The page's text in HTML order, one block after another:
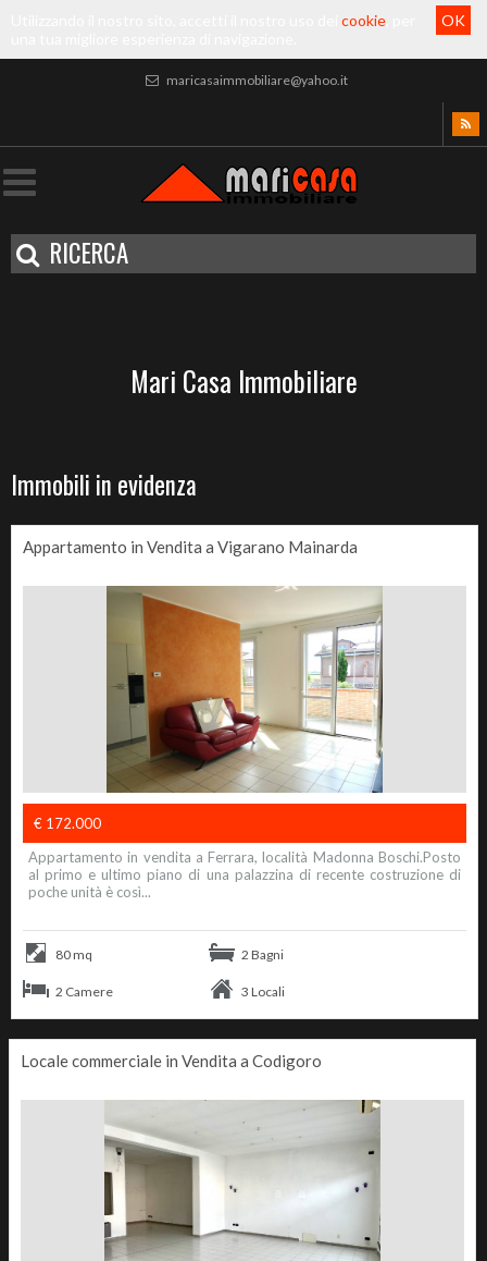
cookie OK
maricasaimmobiliare@yahoo.it
RICERCA
Mari Casa Immobiliare
Immobili in evidenza
Appartamento in Vendita a Vigarano Mainarda
€ 172.000
Appartamento in vendita a Ferrara, località Madonna Boschi.Posto
al primo e ultimo piano di una palazzina di recente costruzione di
poche unità è così...
80 mq 2 Bagni
2 Camere 3 Locali
Locale commerciale in Vendita a Codigoro